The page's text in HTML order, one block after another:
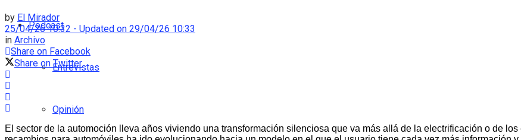
Podcast
Entrevistas
Opinión
by El Mirador
25/04/26 10:32 - Updated on 29/04/26 10:33
in Archivo
Share on Facebook
Share on Twitter
El sector de la automoción lleva años viviendo una transformación silenciosa que va más allá de la electrificación o de